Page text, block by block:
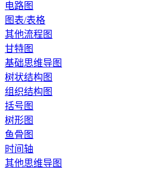
电路图
图表/表格
其他流程图
甘特图
基础思维导图
树状结构图
组织结构图
括号图
树形图
鱼骨图
时间轴
其他思维导图